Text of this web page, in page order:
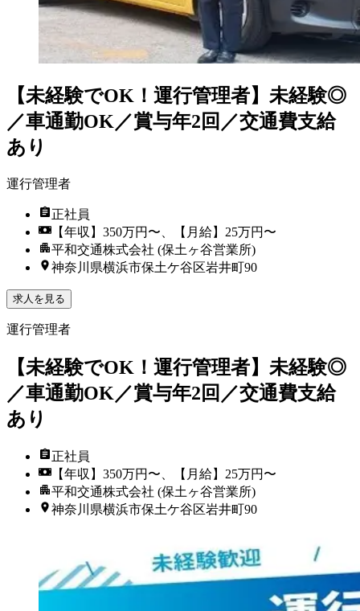
【未経験でOK！運行管理者】未経験◎
／車通勤OK／賞与年2回／交通費支給
あり
運行管理者
正社員
【年収】350万円〜、【月給】25万円〜
平和交通株式会社 (保土ヶ谷営業所)
神奈川県横浜市保土ケ谷区岩井町90
求人を見る
運行管理者
【未経験でOK！運行管理者】未経験◎
／車通勤OK／賞与年2回／交通費支給
あり
正社員
【年収】350万円〜、【月給】25万円〜
平和交通株式会社 (保土ヶ谷営業所)
神奈川県横浜市保土ケ谷区岩井町90